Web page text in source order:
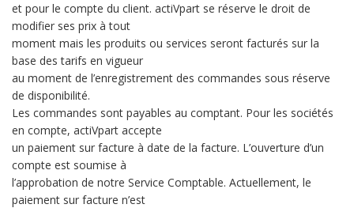
et pour le compte du client. actiVpart se réserve le droit de
modifier ses prix à tout
moment mais les produits ou services seront facturés sur la
base des tarifs en vigueur
au moment de l’enregistrement des commandes sous réserve
de disponibilité.
Les commandes sont payables au comptant. Pour les sociétés
en compte, actiVpart accepte
un paiement sur facture à date de la facture. L’ouverture d’un
compte est soumise à
l’approbation de notre Service Comptable. Actuellement, le
paiement sur facture n’est